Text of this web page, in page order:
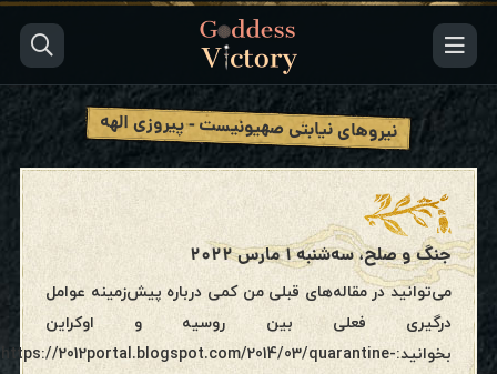
نیروهای نیابتی صهیونیست - پیروزی الهه
جنگ و‌ صلح، سه‌شنبه ۱ مارس ۲۰۲۲
می‌توانید در مقاله‌های قبلی من کمی درباره پیش‌زمینه عوامل
درگیری فعلی بین روسیه و اوکراین
بخوانید:https://2012portal.blogspot.com/2014/03/quarantine-